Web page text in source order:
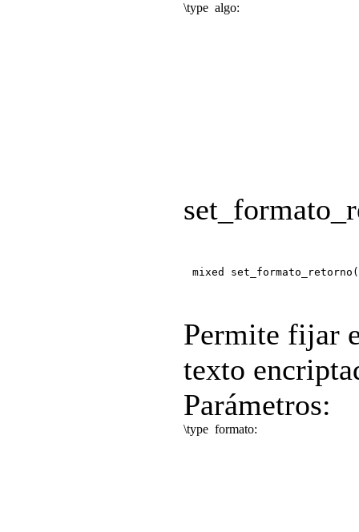
\type algo:
mixed
Permite fijar
texto
Parámetros:
\type formato: